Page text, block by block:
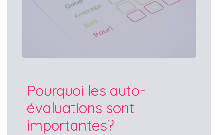
Pourquoi les auto-
évaluations sont
importantes?